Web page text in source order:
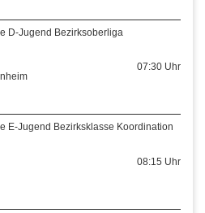
D-Jugend Bezirksoberliga
07:30 Uhr
E-Jugend Bezirksklasse Koordination
08:15 Uhr